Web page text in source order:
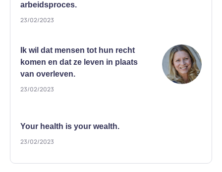
arbeidsproces.
23/02/2023
Ik wil dat mensen tot hun recht
komen en dat ze leven in plaats
van overleven.
23/02/2023
Your health is your wealth.
23/02/2023